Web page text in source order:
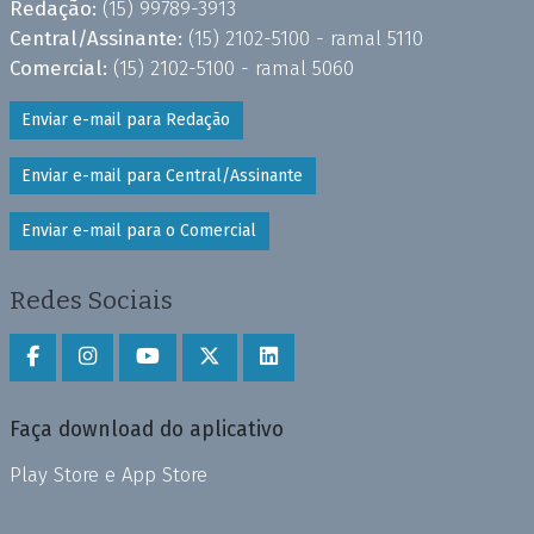
Redação: (15) 99789-3913
Central/Assinante: (15) 2102-5100 - ramal 5110
Comercial: (15) 2102-5100 - ramal 5060
Enviar e-mail para Redação
Enviar e-mail para Central/Assinante
Enviar e-mail para o Comercial
Redes Sociais
Faça download do aplicativo
Play Store e App Store